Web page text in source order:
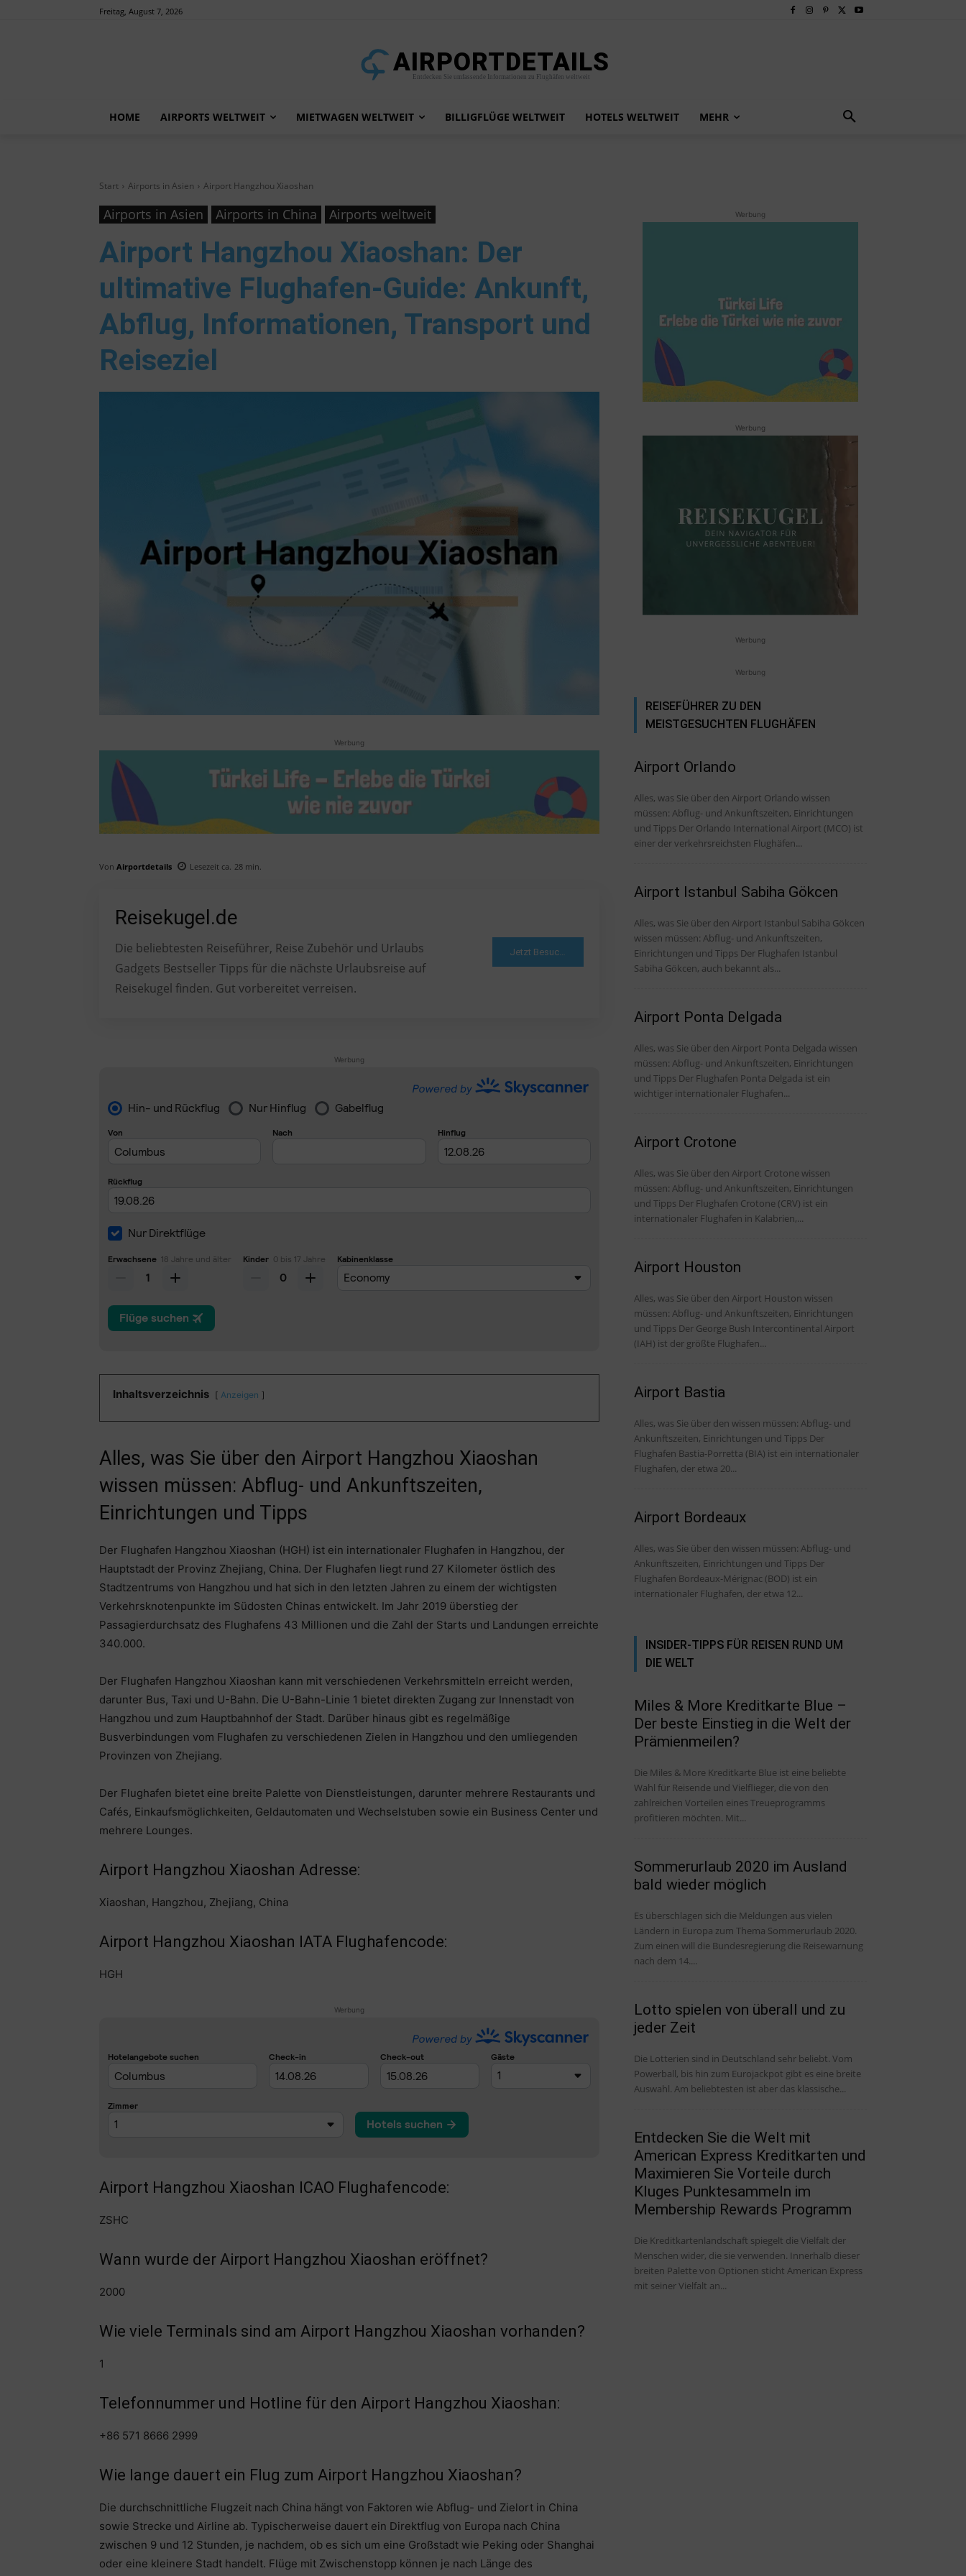
Freitag, August 7, 2026
AIRPORTDETAILS
Entdecken Sie umfassende Informationen zu Flughäfen weltweit
HOME AIRPORTS WELTWEIT MIETWAGEN WELTWEIT BILLIGFLÜGE WELTWEIT HOTELS WELTWEIT MEHR
Start Airports in Asien Airport Hangzhou Xiaoshan
Airports in Asien Airports in China Airports weltweit
Airport Hangzhou Xiaoshan: Der
ultimative Flughafen-Guide: Ankunft,
Abflug, Informationen, Transport und
Reiseziel
Werbung
Von Airportdetails Lesezeit ca. 28 min.
Reisekugel.de
Die beliebtesten Reiseführer, Reise Zubehör und Urlaubs
Gadgets Bestseller Tipps für die nächste Urlaubsreise auf
Reisekugel finden. Gut vorbereitet verreisen.
Werbung
Inhaltsverzeichnis Anzeigen
Alles, was Sie über den Airport Hangzhou Xiaoshan
wissen müssen: Abflug- und Ankunftszeiten,
Einrichtungen und Tipps
Der Flughafen Hangzhou Xiaoshan (HGH) ist ein internationaler Flughafen in Hangzhou, der
Hauptstadt der Provinz Zhejiang, China. Der Flughafen liegt rund 27 Kilometer östlich des
Stadtzentrums von Hangzhou und hat sich in den letzten Jahren zu einem der wichtigsten
Verkehrsknotenpunkte im Südosten Chinas entwickelt. Im Jahr 2019 überstieg der
Passagierdurchsatz des Flughafens 43 Millionen und die Zahl der Starts und Landungen erreichte
340.000.
Der Flughafen Hangzhou Xiaoshan kann mit verschiedenen Verkehrsmitteln erreicht werden,
darunter Bus, Taxi und U-Bahn. Die U-Bahn-Linie 1 bietet direkten Zugang zur Innenstadt von
Hangzhou und zum Hauptbahnhof der Stadt. Darüber hinaus gibt es regelmäßige
Busverbindungen vom Flughafen zu verschiedenen Zielen in Hangzhou und den umliegenden
Provinzen von Zhejiang.
Der Flughafen bietet eine breite Palette von Dienstleistungen, darunter mehrere Restaurants und
Cafés, Einkaufsmöglichkeiten, Geldautomaten und Wechselstuben sowie ein Business Center und
mehrere Lounges.
Airport Hangzhou Xiaoshan Adresse:
Xiaoshan, Hangzhou, Zhejiang, China
Airport Hangzhou Xiaoshan IATA Flughafencode:
HGH
Werbung
Airport Hangzhou Xiaoshan ICAO Flughafencode:
ZSHC
Wann wurde der Airport Hangzhou Xiaoshan eröffnet?
2000
Wie viele Terminals sind am Airport Hangzhou Xiaoshan vorhanden?
1
Telefonnummer und Hotline für den Airport Hangzhou Xiaoshan:
+86 571 8666 2999
Wie lange dauert ein Flug zum Airport Hangzhou Xiaoshan?
Die durchschnittliche Flugzeit nach China hängt von Faktoren wie Abflug- und Zielort in China
sowie Strecke und Airline ab. Typischerweise dauert ein Direktflug von Europa nach China
zwischen 9 und 12 Stunden, je nachdem, ob es sich um eine Großstadt wie Peking oder Shanghai
oder eine kleinere Stadt handelt. Flüge mit Zwischenstopp können je nach Länge des
Werbung
Werbung
Werbung
Werbung
REISEFÜHRER ZU DEN
MEISTGESUCHTEN FLUGHÄFEN
Airport Orlando
Alles, was Sie über den Airport Orlando wissen
müssen: Abflug- und Ankunftszeiten, Einrichtungen
und Tipps Der Orlando International Airport (MCO) ist
einer der verkehrsreichsten Flughäfen...
Airport Istanbul Sabiha Gökcen
Alles, was Sie über den Airport Istanbul Sabiha Gökcen
wissen müssen: Abflug- und Ankunftszeiten,
Einrichtungen und Tipps Der Flughafen Istanbul
Sabiha Gökcen, auch bekannt als...
Airport Ponta Delgada
Alles, was Sie über den Airport Ponta Delgada wissen
müssen: Abflug- und Ankunftszeiten, Einrichtungen
und Tipps Der Flughafen Ponta Delgada ist ein
wichtiger internationaler Flughafen...
Airport Crotone
Alles, was Sie über den Airport Crotone wissen
müssen: Abflug- und Ankunftszeiten, Einrichtungen
und Tipps Der Flughafen Crotone (CRV) ist ein
internationaler Flughafen in Kalabrien,...
Airport Houston
Alles, was Sie über den Airport Houston wissen
müssen: Abflug- und Ankunftszeiten, Einrichtungen
und Tipps Der George Bush Intercontinental Airport
(IAH) ist der größte Flughafen...
Airport Bastia
Alles, was Sie über den wissen müssen: Abflug- und
Ankunftszeiten, Einrichtungen und Tipps Der
Flughafen Bastia-Porretta (BIA) ist ein internationaler
Flughafen, der etwa 20...
Airport Bordeaux
Alles, was Sie über den wissen müssen: Abflug- und
Ankunftszeiten, Einrichtungen und Tipps Der
Flughafen Bordeaux-Mérignac (BOD) ist ein
internationaler Flughafen, der etwa 12...
INSIDER-TIPPS FÜR REISEN RUND UM
DIE WELT
Miles & More Kreditkarte Blue –
Der beste Einstieg in die Welt der
Prämienmeilen?
Die Miles & More Kreditkarte Blue ist eine beliebte
Wahl für Reisende und Vielflieger, die von den
zahlreichen Vorteilen eines Treueprogramms
profitieren möchten. Mit...
Sommerurlaub 2020 im Ausland
bald wieder möglich
Es überschlagen sich die Meldungen aus vielen
Ländern in Europa zum Thema Sommerurlaub 2020.
Zum einen will die Bundesregierung die Reisewarnung
nach dem 14....
Lotto spielen von überall und zu
jeder Zeit
Die Lotterien sind in Deutschland sehr beliebt. Vom
Powerball, bis hin zum Eurojackpot gibt es eine breite
Auswahl. Am beliebtesten ist aber das klassische...
Entdecken Sie die Welt mit
American Express Kreditkarten und
Maximieren Sie Vorteile durch
Kluges Punktesammeln im
Membership Rewards Programm
Die Kreditkartenlandschaft spiegelt die Vielfalt der
Menschen wider, die sie verwenden. Innerhalb dieser
breiten Palette von Optionen sticht American Express
mit seiner Vielfalt an...